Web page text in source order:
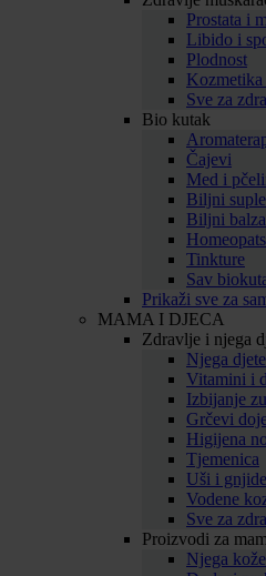
Prostata i
Libido i
Plodnost
Kozmetika
Sve za
Bio kutak
Čajevi
Med i
Biljni
Biljni
Tinkture
Sav
Prikaži sve za
MAMA I DJECA
Zdravlje i njega
Njega
Vitamini i
Izbijanje
Grčevi
Higijena
Tjemenica
Uši i gnjide
Vodene
Sve za
Proizvodi za
Njega